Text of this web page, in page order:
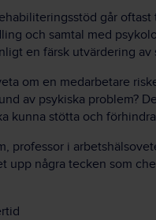
går oftast
och samtal med
en färsk utvärdering av
om en medarbetare
av psykiska problem?
kunna stötta och
professor i
upp några tecken som